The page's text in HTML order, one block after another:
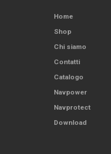
Home
Shop
Chi siamo
Contatti
Catalogo
Navpower
Navprotect
Download